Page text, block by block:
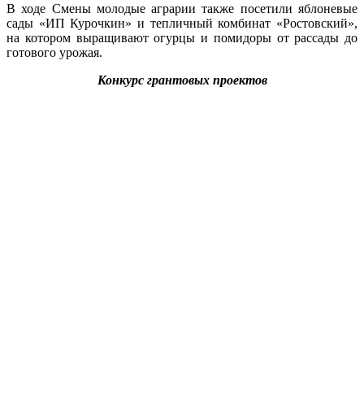
В ходе Смены молодые аграрии также посетили яблоневые
сады «ИП Курочкин» и тепличный комбинат «Ростовский»,
на котором выращивают огурцы и помидоры от рассады до
готового урожая.
Конкурс грантовых проектов